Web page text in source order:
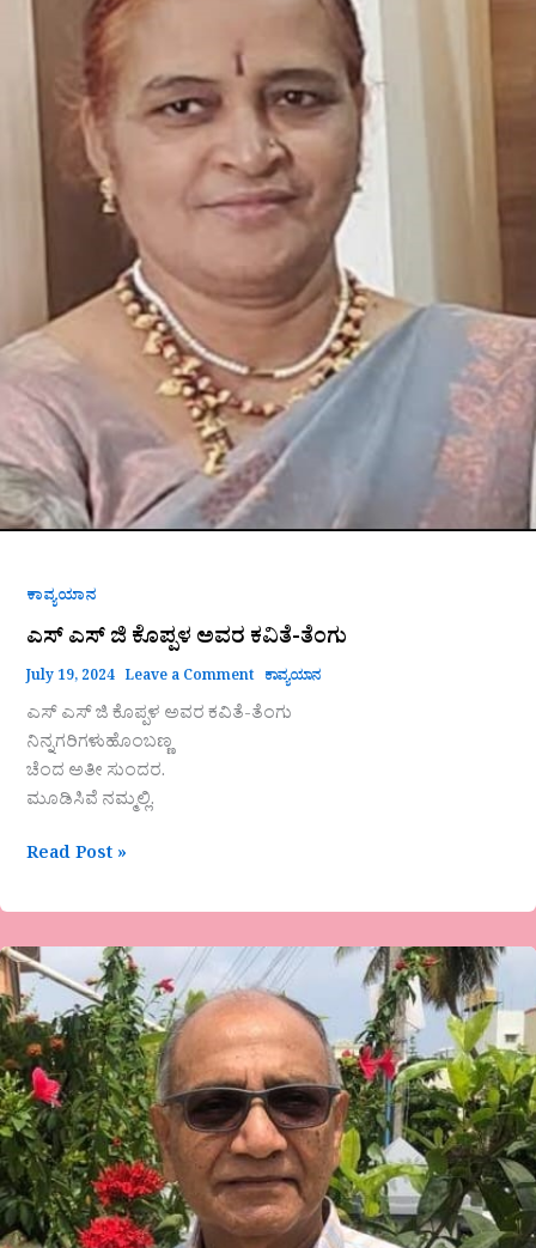
ಕಾವ್ಯಯಾನ
ಎಸ್ ಎಸ್ ಜಿ ಕೊಪ್ಪಳ ಅವರ ಕವಿತೆ-ತೆಂಗು
July 19, 2024 Leave a Comment ಕಾವ್ಯಯಾನ
ಎಸ್ ಎಸ್ ಜಿ ಕೊಪ್ಪಳ ಅವರ ಕವಿತೆ-ತೆಂಗು
ನಿನ್ನಗರಿಗಳುಹೊಂಬಣ್ಣ
ಚೆಂದ ಅತೀ ಸುಂದರ.
ಮೂಡಿಸಿವೆ ನಮ್ಮಲ್ಲಿ.
Read Post »
ಡಾ.ಡೋ.ನಾ.ವೆಂಕಟೇಶ
ಅವರ
ಕವಿತೆ-
ನನಸು
ಕಂಡ
ಕನಸು